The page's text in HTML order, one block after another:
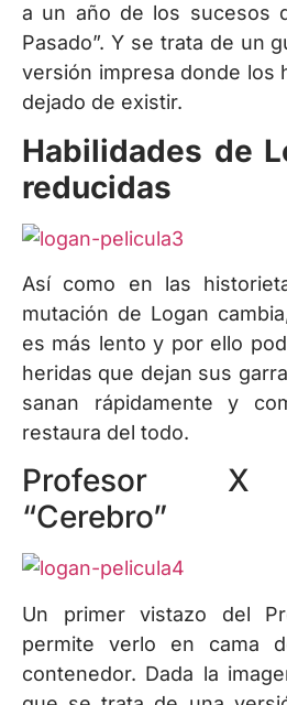
a un año de los sucesos
Pasado”. Y se trata de un
versión impresa donde los
dejado de existir.
Habilidades de
reducidas
Así como en las
mutación de Logan
es más lento y por ello
heridas que dejan sus
sanan rápidamente y
restaura del todo.
Profesor X
“Cerebro”
Un primer vistazo del
permite verlo en cama
contenedor. Dada la